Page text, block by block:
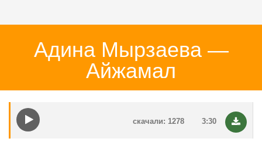
Адина Мырзаева —
Айжамал
3:30
скачали: 1278